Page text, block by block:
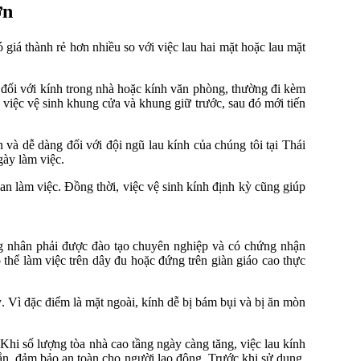
thành rẻ hơn nhiều so với việc lau hai mặt hoặc lau mặt
với kính trong nhà hoặc kính văn phòng, thường đi kèm
vệ sinh khung cửa và khung giữ trước, sau đó mới tiến
dễ dàng đối với đội ngũ lau kính của chúng tôi tại Thái
làm việc.
làm việc. Đồng thời, việc vệ sinh kính định kỳ cũng giúp
phải được đào tạo chuyên nghiệp và có chứng nhận
làm việc trên dây đu hoặc đứng trên giàn giáo cao thực
đặc điểm là mặt ngoài, kính dễ bị bám bụi và bị ăn mòn
số lượng tòa nhà cao tầng ngày càng tăng, việc lau kính
đảm bảo an toàn cho người lao động. Trước khi sử dụng,